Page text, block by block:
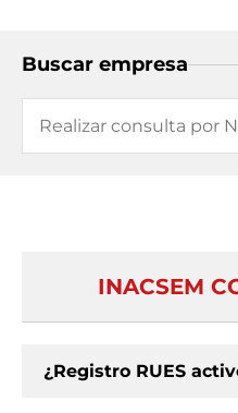
Buscar empresa
INACSEM
¿Registro RUES